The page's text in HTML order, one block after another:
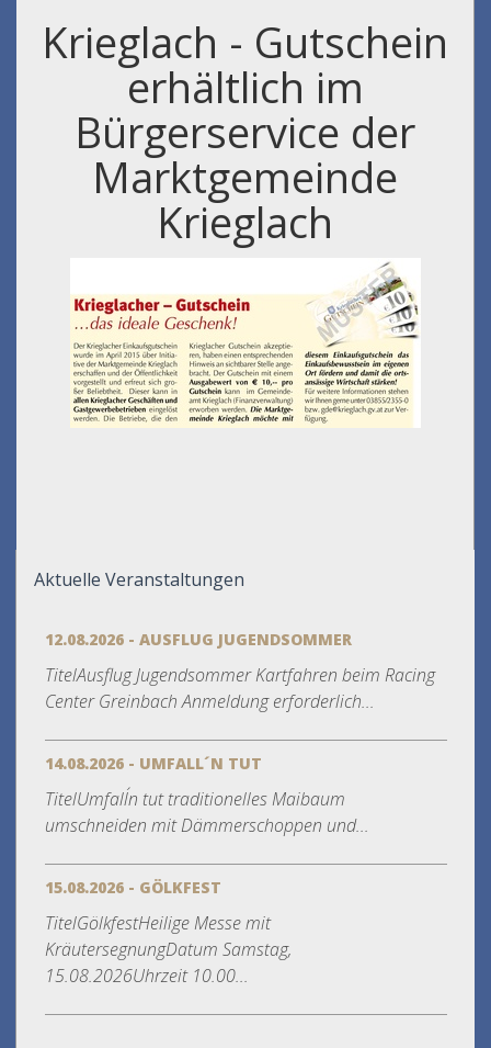
Krieglach - Gutschein
erhältlich im
Bürgerservice der
Marktgemeinde
Krieglach
Aktuelle Veranstaltungen
12.08.2026 - AUSFLUG JUGENDSOMMER
TitelAusflug Jugendsommer Kartfahren beim Racing
Center Greinbach Anmeldung erforderlich...
14.08.2026 - UMFALL´N TUT
TitelUmfall´n tut traditionelles Maibaum
umschneiden mit Dämmerschoppen und...
15.08.2026 - GÖLKFEST
TitelGölkfestHeilige Messe mit
KräutersegnungDatum Samstag,
15.08.2026Uhrzeit 10.00...